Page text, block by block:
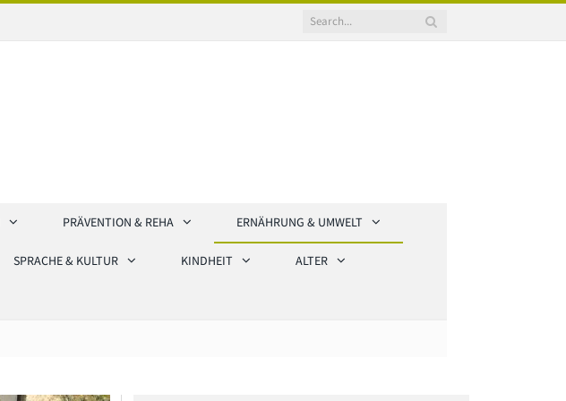
PRÄVENTION & REHA ERNÄHRUNG & UMWELT
SPRACHE & KULTUR KINDHEIT ALTER